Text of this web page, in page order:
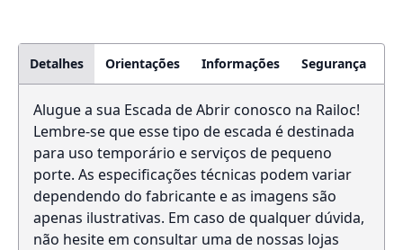
Detalhes Orientações Informações Segurança
Alugue a sua Escada de Abrir conosco na Railoc!
Lembre-se que esse tipo de escada é destinada
para uso temporário e serviços de pequeno
porte. As especificações técnicas podem variar
dependendo do fabricante e as imagens são
apenas ilustrativas. Em caso de qualquer dúvida,
não hesite em consultar uma de nossas lojas